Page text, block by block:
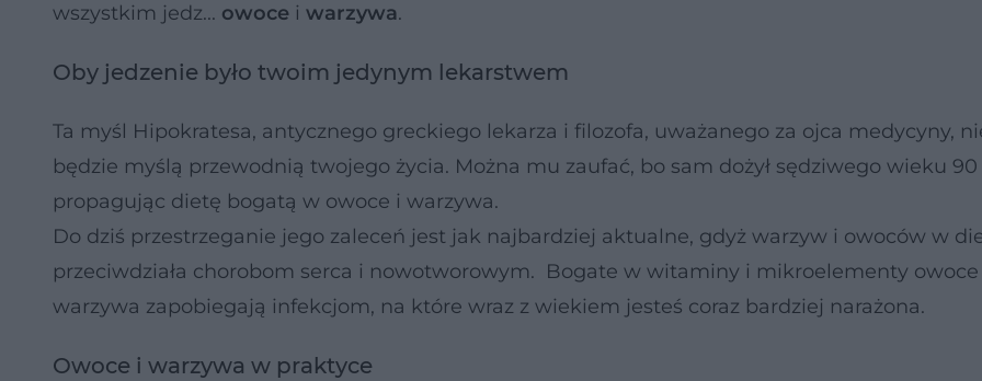
wszystkim jedz... owoce i warzywa.
Oby jedzenie było twoim jedynym lekarstwem
Ta myśl Hipokratesa, antycznego greckiego lekarza i filozofa, uważanego za ojca medycyny,
będzie myślą przewodnią twojego życia. Można mu zaufać, bo sam dożył sędziwego wieku 90
propagując dietę bogatą w owoce i warzywa.
Do dziś przestrzeganie jego zaleceń jest jak najbardziej aktualne, gdyż warzyw i owoców w
przeciwdziała chorobom serca i nowotworowym. Bogate w witaminy i mikroelementy owoce
warzywa zapobiegają infekcjom, na które wraz z wiekiem jesteś coraz bardziej narażona.
Owoce i warzywa w praktyce